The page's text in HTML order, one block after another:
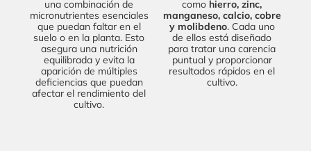
una combinación de
micronutrientes esenciales
que puedan faltar en el
suelo o en la planta. Esto
asegura una nutrición
equilibrada y evita la
aparición de múltiples
deficiencias que puedan
afectar el rendimiento del
cultivo.
como hierro, zinc,
manganeso, calcio, cobre
y molibdeno. Cada uno
de ellos está diseñado
para tratar una carencia
puntual y proporcionar
resultados rápidos en el
cultivo.